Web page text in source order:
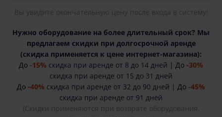
Вы увидите окончательную цену после входа в систему!
Нужно оборудование на более длительный срок? Мы
предлагаем скидки при долгосрочной аренде
(cкидка применяется к цене интернет-магазина):
До -15% скидка при аренде от 8 до 14 дней | До -30%
скидка при аренде от 15 до 31 дней
До -40% скидка при аренде от 32 до 90 дней | До -45%
скидка при аренде от 91 дней
(Скидки применяются при возврате оборудования.